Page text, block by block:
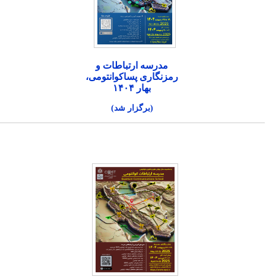
مدرسه ارتباطات و
رمزنگاری پساکوانتومی،
بهار ۱۴۰۴
(برگزار شد)